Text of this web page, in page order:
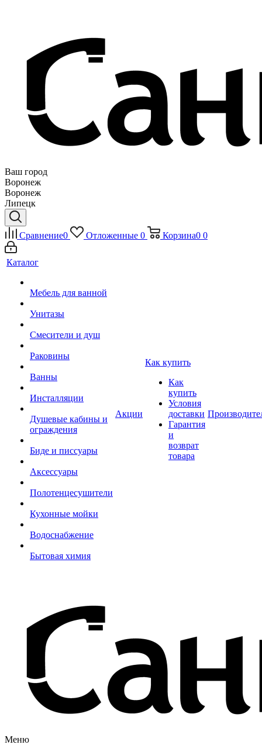
Ваш город
Воронеж
Воронеж
Липецк
Сравнение0 Отложенные 0 Корзина0 0
Каталог
Мебель для ванной
Унитазы
Смесители и душ
Раковины
Ванны
Инсталляции
Душевые кабины и
ограждения
Биде и писсуары
Аксессуары
Полотенцесушители
Кухонные мойки
Водоснабжение
Бытовая химия
Акции
Как купить
Как
купить
Условия
доставки
Гарантия
и
возврат
товара
Меню